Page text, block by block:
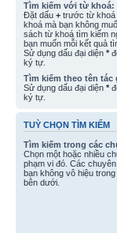
Tìm kiếm với từ khoá:
Đặt dấu + trước từ khoá
khoá mà bạn không
sách từ khoá tìm kiếm
bạn muốn mỗi kết quả
Sử dụng dấu đại diện *
ký tự.
Tìm kiếm theo tên tác
Sử dụng dấu đại diện *
ký tự.
TUỲ CHỌN TÌM KIẾM
Tìm kiếm trong các
Chọn một hoặc nhiều
phạm vi đó. Các
bạn không vô hiệu
bên dưới.